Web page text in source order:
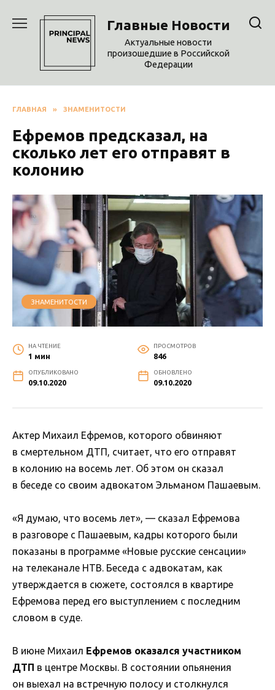
содержанию
Главные Новости
Актуальные новости
произошедшие в Российской
Федерации
ГЛАВНАЯ » ЗНАМЕНИТОСТИ
Ефремов предсказал, на
сколько лет его отправят в
колонию
ЗНАМЕНИТОСТИ
НА ЧТЕНИЕ
1 мин
ПРОСМОТРОВ
846
ОПУБЛИКОВАНО
09.10.2020
ОБНОВЛЕНО
09.10.2020
Актер Михаил Ефремов, которого обвиняют
в смертельном ДТП, считает, что его отправят
в колонию на восемь лет. Об этом он сказал
в беседе со своим адвокатом Эльманом Пашаевым.
«Я думаю, что восемь лет», — сказал Ефремова
в разговоре с Пашаевым, кадры которого были
показаны в программе «Новые русские сенсации»
на телеканале НТВ. Беседа с адвокатам, как
утверждается в сюжете, состоялся в квартире
Ефремова перед его выступлением с последним
словом в суде.
В июне Михаил Ефремов оказался участником
ДТП в центре Москвы. В состоянии опьянения
он выехал на встречную полосу и столкнулся